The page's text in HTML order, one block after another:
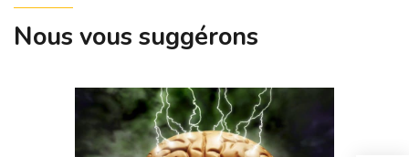
Nous vous suggérons